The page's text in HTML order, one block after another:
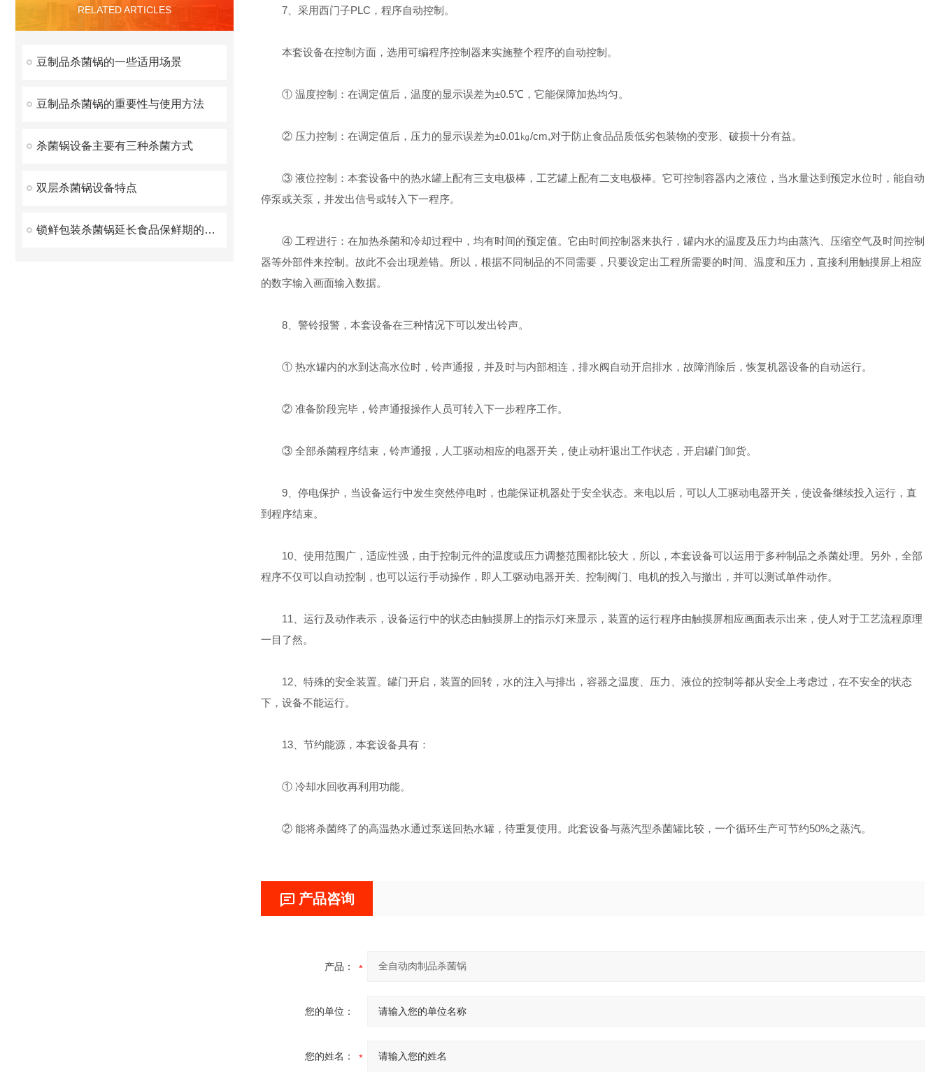
7、采用西门子PLC，程序自动控制。
本套设备在控制方面，选用可编程序控制器来实施整个程序的自动控制。
① 温度控制：在调定值后，温度的显示误差为±0.5℃，它能保障加热均匀。
② 压力控制：在调定值后，压力的显示误差为±0.01㎏/cm,对于防止食品品质低劣包装物的变形、破损十分有益。
③ 液位控制：本套设备中的热水罐上配有三支电极棒，工艺罐上配有二支电极棒。它可控制容器内之液位，当水量达到预定水位时，能自动
停泵或关泵，并发出信号或转入下一程序。
④ 工程进行：在加热杀菌和冷却过程中，均有时间的预定值。它由时间控制器来执行，罐内水的温度及压力均由蒸汽、压缩空气及时间控制
器等外部件来控制。故此不会出现差错。所以，根据不同制品的不同需要，只要设定出工程所需要的时间、温度和压力，直接利用触摸屏上相应
的数字输入画面输入数据。
8、警铃报警，本套设备在三种情况下可以发出铃声。
① 热水罐内的水到达高水位时，铃声通报，并及时与内部相连，排水阀自动开启排水，故障消除后，恢复机器设备的自动运行。
② 准备阶段完毕，铃声通报操作人员可转入下一步程序工作。
③ 全部杀菌程序结束，铃声通报，人工驱动相应的电器开关，使止动杆退出工作状态，开启罐门卸货。
9、停电保护，当设备运行中发生突然停电时，也能保证机器处于安全状态。来电以后，可以人工驱动电器开关，使设备继续投入运行，直
到程序结束。
10、使用范围广，适应性强，由于控制元件的温度或压力调整范围都比较大，所以，本套设备可以运用于多种制品之杀菌处理。另外，全部
程序不仅可以自动控制，也可以运行手动操作，即人工驱动电器开关、控制阀门、电机的投入与撤出，并可以测试单件动作。
11、运行及动作表示，设备运行中的状态由触摸屏上的指示灯来显示，装置的运行程序由触摸屏相应画面表示出来，使人对于工艺流程原理
一目了然。
12、特殊的安全装置。罐门开启，装置的回转，水的注入与排出，容器之温度、压力、液位的控制等都从安全上考虑过，在不安全的状态
下，设备不能运行。
13、节约能源，本套设备具有：
① 冷却水回收再利用功能。
② 能将杀菌终了的高温热水通过泵送回热水罐，待重复使用。此套设备与蒸汽型杀菌罐比较，一个循环生产可节约50%之蒸汽。
产品咨询
产品：
您的单位：
您的姓名：
RELATED ARTICLES
豆制品杀菌锅的一些适用场景
豆制品杀菌锅的重要性与使用方法
杀菌锅设备主要有三种杀菌方式
双层杀菌锅设备特点
锁鲜包装杀菌锅延长食品保鲜期的创新解决方案